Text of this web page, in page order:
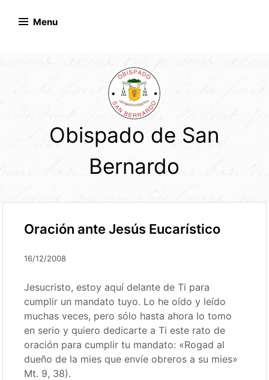
Menu
Obispado de San
Bernardo
Oración ante Jesús Eucarístico
16/12/2008
Jesucristo, estoy aquí delante de Ti para
cumplir un mandato tuyo. Lo he oído y leído
muchas veces, pero sólo hasta ahora lo tomo
en serio y quiero dedicarte a Ti este rato de
oración para cumplir tu mandato: «Rogad al
dueño de la mies que envíe obreros a su mies»
Mt. 9, 38).